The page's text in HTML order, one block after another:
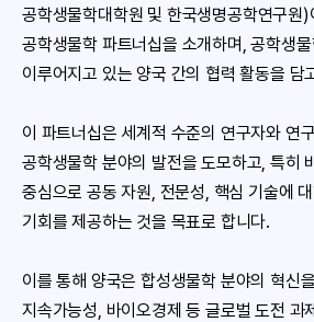
공학생물학대학원 및 한국생명공학연구원
공학생물학 파트너십을 소개하며, 공학생
이루어지고 있는 양국 간의 협력 활동을 담
이 파트너십은 세계적 수준의 연구자와 연
공학생물학 분야의 발전을 도모하고, 특히
중심으로 공동 자원, 전문성, 핵심 기술에
기회를 제공하는 것을 목표로 합니다.
이를 통해 양국은 합성생물학 분야의 혁신
지속가능성, 바이오경제 등 글로벌 도전 과